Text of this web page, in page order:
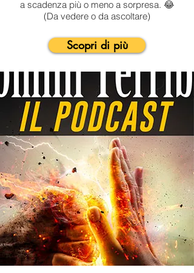
a scadenza più o meno a sorpresa. 😂
(Da vedere o da ascoltare)
Scopri di più